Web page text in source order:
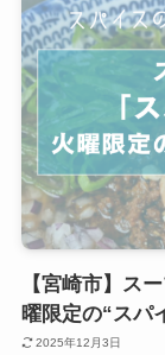
【宮崎市】ス
曜限定の“スパ
2025年12月3日